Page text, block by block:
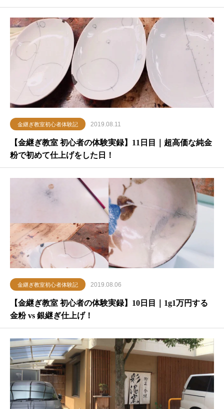
金継ぎ教室初心者体験記 2019.08.11
【金継ぎ教室 初心者の体験実録】11日目｜超高価な純金
粉で初めて仕上げをした日！
金継ぎ教室初心者体験記 2019.08.06
【金継ぎ教室 初心者の体験実録】10日目｜1g1万円する
金粉 vs 銀継ぎ仕上げ！